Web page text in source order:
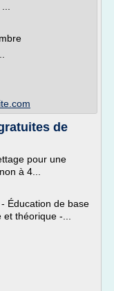
de
pour une
à 4...
Éducation de base
théorique -...